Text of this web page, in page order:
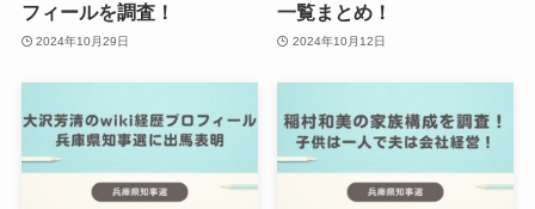
フィールを調査！
2024年10月29日
一覧まとめ！
2024年10月12日